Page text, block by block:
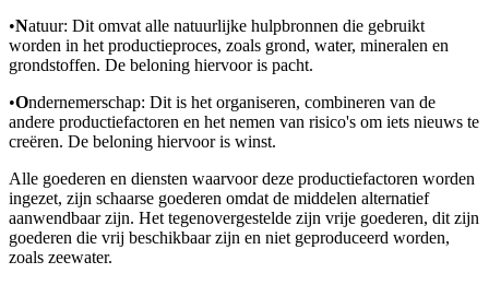
•Natuur: Dit omvat alle natuurlijke hulpbronnen die gebruikt
worden in het productieproces, zoals grond, water, mineralen en
grondstoffen. De beloning hiervoor is pacht.
•Ondernemerschap: Dit is het organiseren, combineren van de
andere productiefactoren en het nemen van risico's om iets nieuws te
creëren. De beloning hiervoor is winst.
Alle goederen en diensten waarvoor deze productiefactoren worden
ingezet, zijn schaarse goederen omdat de middelen alternatief
aanwendbaar zijn. Het tegenovergestelde zijn vrije goederen, dit zijn
goederen die vrij beschikbaar zijn en niet geproduceerd worden,
zoals zeewater.